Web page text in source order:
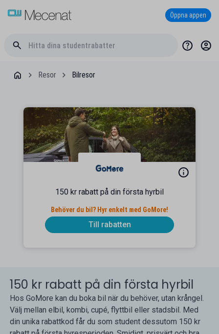
Öppna appen
Resor Bilresor
150 kr rabatt på din första hyrbil
Behöver du bil? Hyr enkelt med GoMore!
Till rabatten
150 kr rabatt på din första hyrbil
Hos GoMore kan du boka bil när du behöver, utan krångel.
Välj mellan elbil, kombi, cupé, flyttbil eller stadsbil. Med
din unika rabattkod får du som student dessutom 150 kr